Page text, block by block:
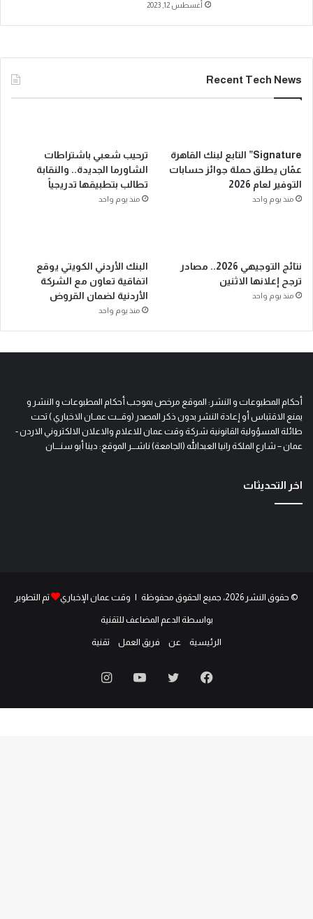
أغسطس 12, 2023
Recent Tech News
Signature” التابع لبنك القاهرة
عمّان يطلق حملة جوائز حسابات
التوفير لعام 2026
منذ يوم واحد
ترحيب شعبي باشتراطات
الشاورما الجديدة.. والنقابة
تطالب بتطبيقها تدريجياً
منذ يوم واحد
نتائج التوجيهي 2026.. مصادر
ترجح إعلانها الاثنين
منذ يوم واحد
البنك الأردني الكويتي يوقع
اتفاقية تعاون مع الشركة
الأردنية لضمان القروض
منذ يوم واحد
أحكام المطبوعات و النشر: الموقع مرخص بموجب أحكام المطبوعات و النشر و
يمنع الاقتباس أو إعادة النشر بدون ذكر المصدر (وقـــت عمــان الاخباري ) تحت
طائلة المسؤولية القانونية شركة وقت عمان للاعلام والاعلان الالكتروني الاردن -
عمان – شارع الملكة رانيا العبدالله (الجامعة) ناشـــر الموقع: دينا أبو سنــــان
اخر التحديثات
© حقوق النشر 2026، جميع الحقوق محفوظة | وقت عمان الإخباري تم التطوير
بواسطة الدعم المضاعف للتقنية
الرئيسية عن فريق العمل تقنية